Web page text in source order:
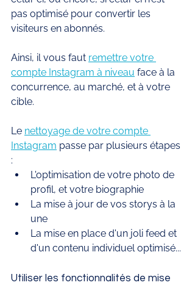
pas optimisé pour convertir les
visiteurs en abonnés.
Ainsi, il vous faut remettre votre
compte Instagram à niveau face à la
concurrence, au marché, et à votre
cible.
Le nettoyage de votre compte
Instagram passe par plusieurs étapes
:
L'optimisation de votre photo de
profil, et votre biographie
La mise à jour de vos storys à la
une
La mise en place d'un joli feed et
d'un contenu individuel optimisé...
Utiliser les fonctionnalités de mise